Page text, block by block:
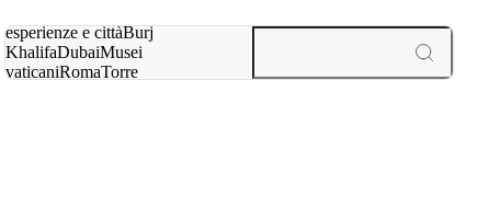
esperienze e cittàBurj
KhalifaDubaiMusei
vaticaniRomaTorre